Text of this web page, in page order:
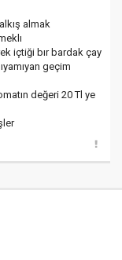
almak
içtiği bır bardak çay
geçim
değeri 20 Tl ye